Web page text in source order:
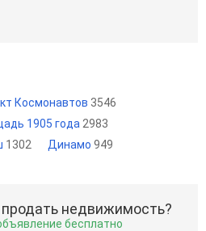
Космонавтов 3546
1905 года 2983
1302 Динамо 949
недвижимость?
бесплатно